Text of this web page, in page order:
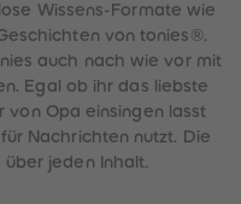
Wissens-Formate wie
von tonies®.
auch nach wie vor mit
Egal ob ihr das liebste
von Opa einsingen lasst
Nachrichten nutzt. Die
über jeden Inhalt.